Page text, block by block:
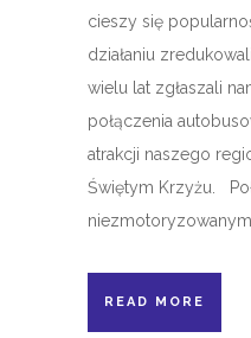
cieszy się
działaniu
wielu lat zgłaszali
połączenia
atrakcji naszego
Świętym Krzyżu.
READ MORE